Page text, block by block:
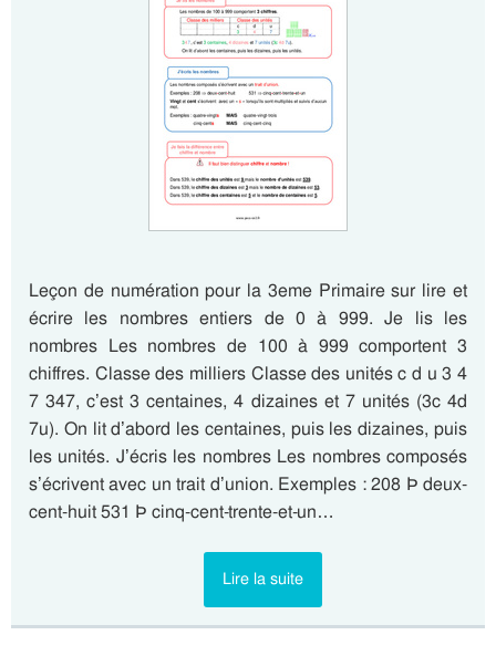
Leçon de numération pour la 3eme Primaire sur lire et
écrire les nombres entiers de 0 à 999. Je lis les
nombres Les nombres de 100 à 999 comportent 3
chiffres. Classe des milliers Classe des unités c d u 3 4
7 347, c’est 3 centaines, 4 dizaines et 7 unités (3c 4d
7u). On lit d’abord les centaines, puis les dizaines, puis
les unités. J’écris les nombres Les nombres composés
s’écrivent avec un trait d’union. Exemples : 208 Þ deux-
cent-huit 531 Þ cinq-cent-trente-et-un…
Lire la suite